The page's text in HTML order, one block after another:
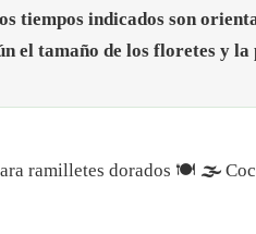
tiempos indicados son
el tamaño de los floretes y la
ramilletes dorados 🍽️ 🌫️